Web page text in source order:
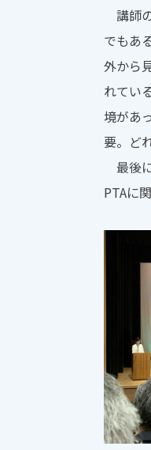
講師
でもあ
外から
れてい
境があ
要。ど
最後
PTAに